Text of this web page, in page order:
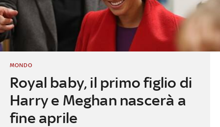
Royal baby, il primo figlio di
Harry e Meghan nascerà a
fine aprile
MONDO